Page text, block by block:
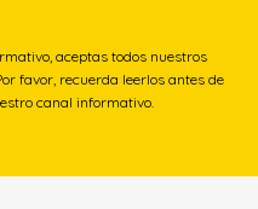
aceptas todos nuestros
favor, recuerda leerlos antes de
canal informativo.